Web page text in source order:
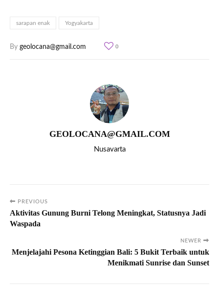
sarapan enak Yogyakarta
By geolocana@gmail.com 0
GEOLOCANA@GMAIL.COM
Nusavarta
PREVIOUS
Aktivitas Gunung Burni Telong Meningkat, Statusnya Jadi
Waspada
NEWER
Menjelajahi Pesona Ketinggian Bali: 5 Bukit Terbaik untuk
Menikmati Sunrise dan Sunset